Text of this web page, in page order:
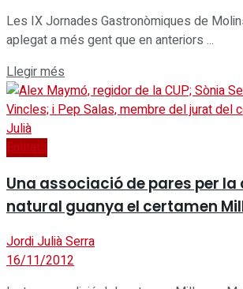
Les IX Jornades Gastronòmiques de
aplegat a més gent que en anteriors ...
Llegir més
Entitats
Una associació de pares per
natural guanya el certamen
Jordi Julià Serra
16/11/2012